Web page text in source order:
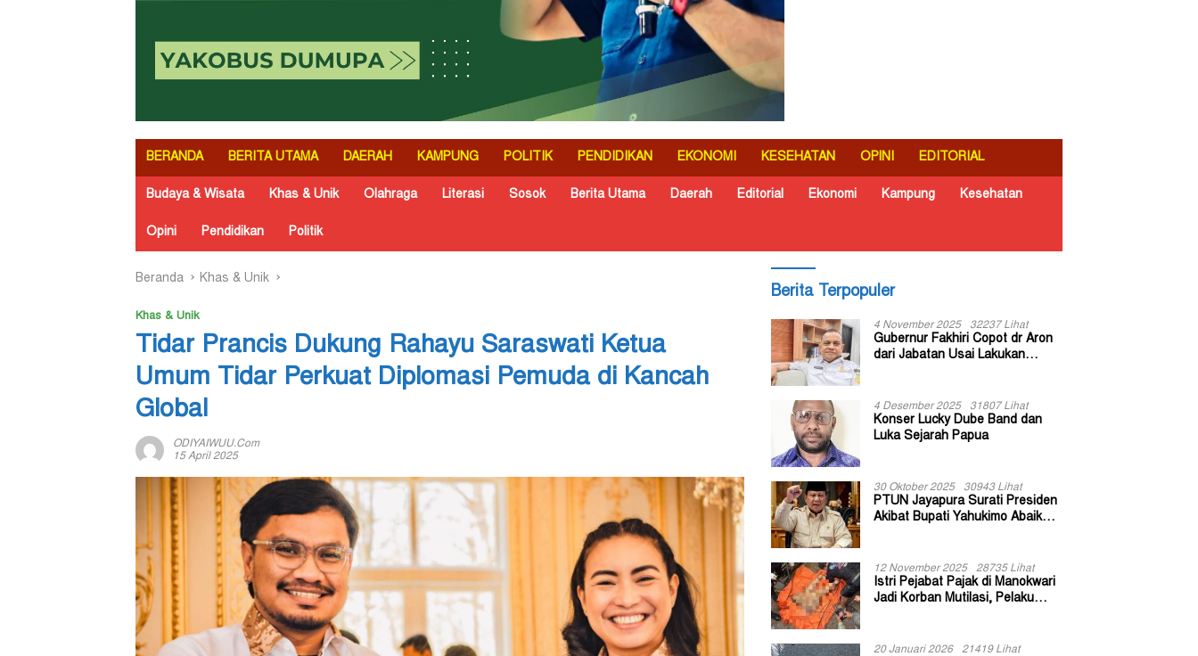
BERANDA BERITA UTAMA DAERAH KAMPUNG POLITIK PENDIDIKAN EKONOMI KESEHATAN OPINI EDITORIAL
Budaya & Wisata Khas & Unik Olahraga Literasi Sosok Berita Utama Daerah Editorial Ekonomi Kampung Kesehatan
Opini Pendidikan Politik
Beranda Khas & Unik
Khas & Unik
Tidar Prancis Dukung Rahayu Saraswati Ketua
Umum Tidar Perkuat Diplomasi Pemuda di Kancah
Global
ODIYAIWUU.com
15 April 2025
Berita Terpopuler
4 November 2025 32237 Lihat
Gubernur Fakhiri Copot dr Aron
dari Jabatan Usai Lakukan
4 Desember 2025 31807 Lihat
Konser Lucky Dube Band dan
Luka Sejarah Papua
30 Oktober 2025 30943 Lihat
PTUN Jayapura Surati Presiden
Akibat Bupati Yahukimo Abaikan
12 November 2025 28735 Lihat
Istri Pejabat Pajak di Manokwari
Jadi Korban Mutilasi, Pelaku
20 Januari 2026 21419 Lihat